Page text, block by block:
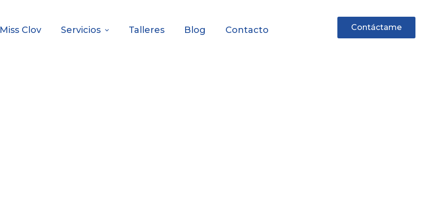
Clov Servicios Talleres Blog Contacto Contáctame